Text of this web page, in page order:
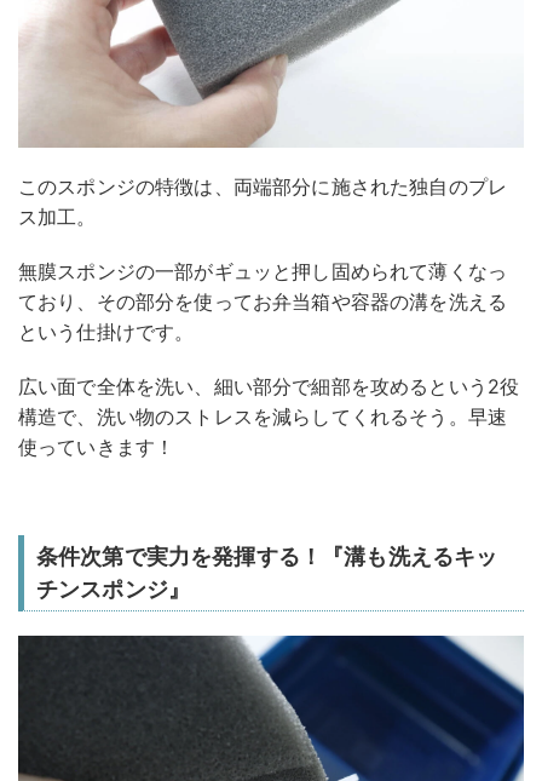
このスポンジの特徴は、両端部分に施された独自のプレ
ス加工。
無膜スポンジの一部がギュッと押し固められて薄くなっ
ており、その部分を使ってお弁当箱や容器の溝を洗える
という仕掛けです。
広い面で全体を洗い、細い部分で細部を攻めるという2役
構造で、洗い物のストレスを減らしてくれるそう。早速
使っていきます！
条件次第で実力を発揮する！『溝も洗えるキッ
チンスポンジ』